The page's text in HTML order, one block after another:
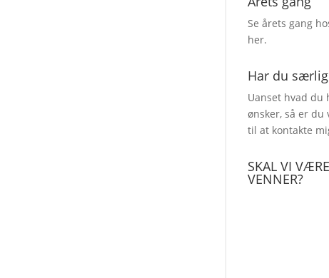
Se årets gang
her.
Har du
Uanset hvad du
ønsker, så er du
til at kontakte
SKAL VI VÆRE
VENNER?